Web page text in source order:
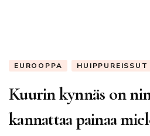
EUROOPPA HUIPPUREISSUT
Kuurin kynnäs on
kannattaa painaa